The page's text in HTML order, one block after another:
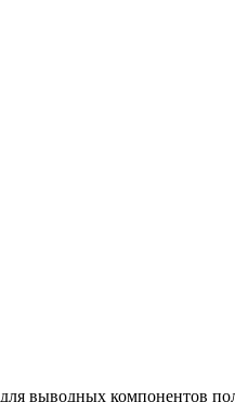
для выводных компонентов